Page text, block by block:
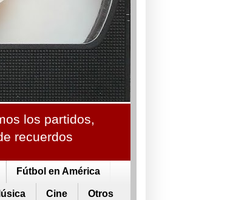
los partidos,
recuerdos
Fútbol en América
Cine Otros